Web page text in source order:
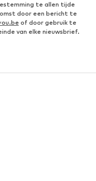
te allen tijde
door een bericht te
of door gebruik te
van elke nieuwsbrief.